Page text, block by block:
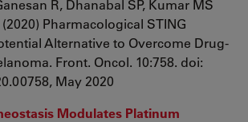
R, Dhanabal SP, Kumar MS
Pharmacological STING
Alternative to Overcome Drug-
Front. Oncol. 10:758. doi:
May 2020
Modulates Platinum